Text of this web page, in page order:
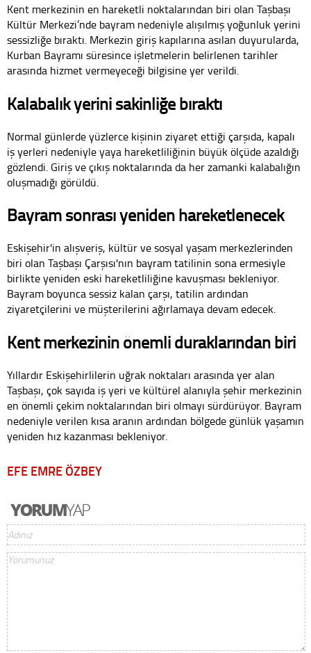
Kent merkezinin en hareketli noktalarından biri olan Taşbaşı
Kültür Merkezi’nde bayram nedeniyle alışılmış yoğunluk yerini
sessizliğe bıraktı. Merkezin giriş kapılarına asılan duyurularda,
Kurban Bayramı süresince işletmelerin belirlenen tarihler
arasında hizmet vermeyeceği bilgisine yer verildi.
Kalabalık yerini sakinliğe bıraktı
Normal günlerde yüzlerce kişinin ziyaret ettiği çarşıda, kapalı
iş yerleri nedeniyle yaya hareketliliğinin büyük ölçüde azaldığı
gözlendi. Giriş ve çıkış noktalarında da her zamanki kalabalığın
oluşmadığı görüldü.
Bayram sonrası yeniden hareketlenecek
Eskişehir'in alışveriş, kültür ve sosyal yaşam merkezlerinden
biri olan Taşbaşı Çarşısı'nın bayram tatilinin sona ermesiyle
birlikte yeniden eski hareketliliğine kavuşması bekleniyor.
Bayram boyunca sessiz kalan çarşı, tatilin ardından
ziyaretçilerini ve müşterilerini ağırlamaya devam edecek.
Kent merkezinin önemli duraklarından biri
Yıllardır Eskişehirlilerin uğrak noktaları arasında yer alan
Taşbaşı, çok sayıda iş yeri ve kültürel alanıyla şehir merkezinin
en önemli çekim noktalarından biri olmayı sürdürüyor. Bayram
nedeniyle verilen kısa aranın ardından bölgede günlük yaşamın
yeniden hız kazanması bekleniyor.
EFE EMRE ÖZBEY